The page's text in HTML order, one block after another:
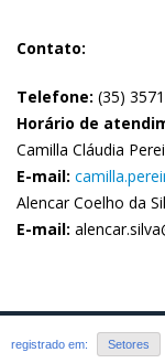
Contato:
Telefone: (35)
Horário de
Camilla Cláudia
E-mail:
Alencar Coelho da
E-mail:
registrado em: Setores